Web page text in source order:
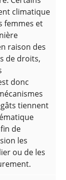
climatique
femmes et
raison des
de droits,
donc
tiennent
de
les
ou de les